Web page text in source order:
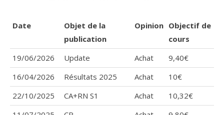
Date
Objet de la
publication
Opinion Objectif de
cours
19/06/2026
Update Achat
9,40€
16/04/2026
Résultats 2025 Achat
10€
22/10/2025
CA+RN S1 Achat
10,32€